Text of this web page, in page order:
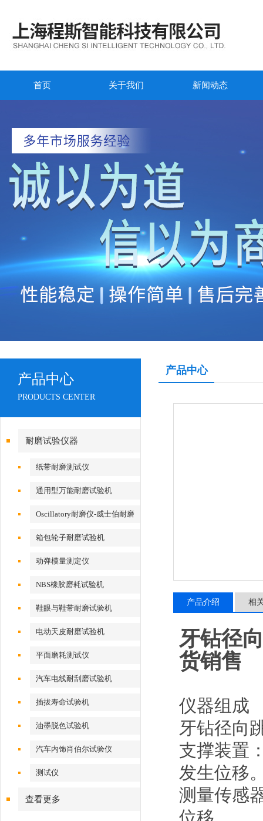
首页 关于我们 新闻动态
产品中心
PRODUCTS CENTER
耐磨试验仪器
纸带耐磨测试仪
通用型万能耐磨试验机
Oscillatory耐磨仪-威士伯耐磨
试验机
箱包轮子耐磨试验机
动弹模量测定仪
NBS橡胶磨耗试验机
鞋眼与鞋带耐磨试验机
电动天皮耐磨试验机
平面磨耗测试仪
汽车电线耐刮磨试验机
插拔寿命试验机
油墨脱色试验机
汽车内饰肖伯尔试验仪
测试仪
查看更多
产品中心
产品介绍 相
牙钻径
货销售
仪器组成
牙钻径向
支撑装置
发生位移
测量传感